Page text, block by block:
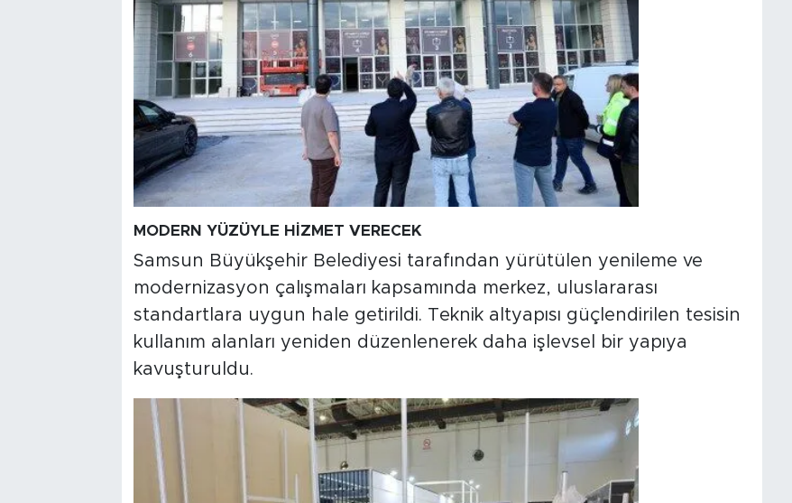
MODERN YÜZÜYLE HİZMET VERECEK
Samsun Büyükşehir Belediyesi tarafından yürütülen yenileme ve
modernizasyon çalışmaları kapsamında merkez, uluslararası
standartlara uygun hale getirildi. Teknik altyapısı güçlendirilen tesisin
kullanım alanları yeniden düzenlenerek daha işlevsel bir yapıya
kavuşturuldu.